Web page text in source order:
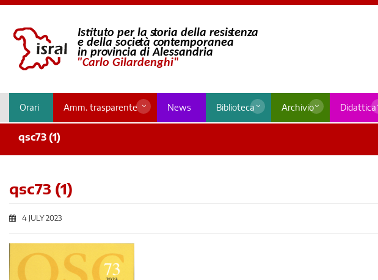
Orari Amm. trasparente News Biblioteca Archivio Didattica
qsc73 (1)
qsc73 (1)
4 JULY 2023